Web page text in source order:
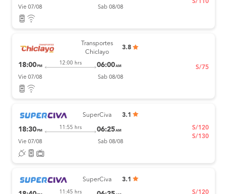
Vie 07/08 Sab 08/08
S/110
Transportes
Chiclayo
3.8
18:00 PM
12:00 hrs 06:00AM
Vie 07/08 Sab 08/08
S/75
SuperCiva 3.1
18:30 PM
11:55 hrs 06:25AM
Vie 07/08 Sab 08/08
S/120
S/130
SuperCiva 3.1
11:45 hrs
S/120